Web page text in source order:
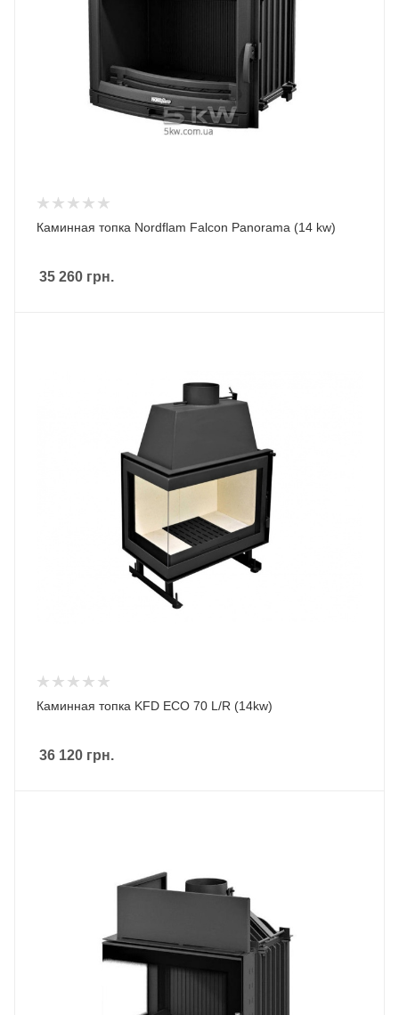
Каминная топка Nordflam Falcon Panorama (14 kw)
35 260 грн.
Каминная топка KFD ECO 70 L/R (14kw)
36 120 грн.